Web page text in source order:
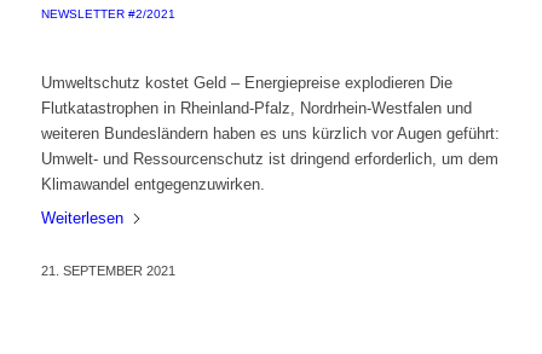
NEWSLETTER #2/2021
Umweltschutz kostet Geld – Energiepreise explodieren Die
Flutkatastrophen in Rheinland-Pfalz, Nordrhein-Westfalen und
weiteren Bundesländern haben es uns kürzlich vor Augen geführt:
Umwelt- und Ressourcenschutz ist dringend erforderlich, um dem
Klimawandel entgegenzuwirken.
Weiterlesen
21. SEPTEMBER 2021